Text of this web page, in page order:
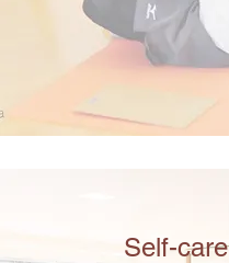
Self-care